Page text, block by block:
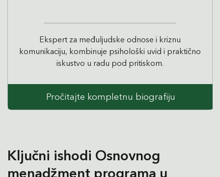
Ekspert za međuljudske odnose i kriznu
komunikaciju, kombinuje psihološki uvid i praktično
iskustvo u radu pod pritiskom.
Pročitajte kompletnu biografiju
Ključni ishodi Osnovnog
menadžment programa u